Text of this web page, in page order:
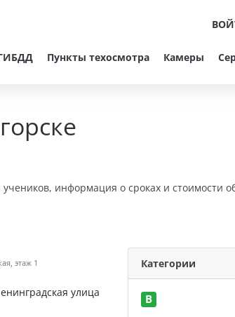
Пункты техосмотра Камеры
информация о сроках и стоимости
этаж 1
улица
Категории
B